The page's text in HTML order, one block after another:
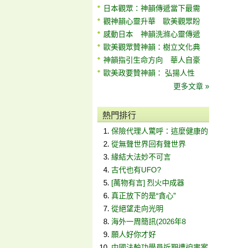
日本觀眾：神韻傳遞當下最需
觀神韻心靈升華 歐美觀眾盼
感動日本 神韻洗滌心靈傳遞
歐美觀眾贊神韻：樹立文化典
神韻指引生命方向 華人自豪
歐美政要贊神韻： 弘揚人性
更多文章 »
熱門排行
保險代理人驚呼：這麼健康的
從無聲世界回有聲世界
緣結大法妙不可言
古代也有UFO?
[萬物有言] 烈火中成器
真正放下的是“貪心”
從絕望走向光明
海外一周簡訊(2026年8
願人好你才好